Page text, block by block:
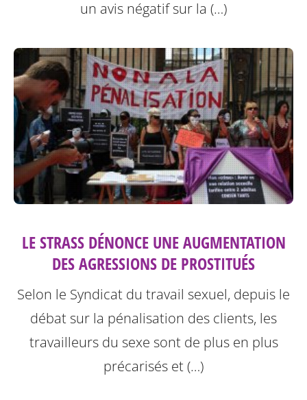
un avis négatif sur la (…)
LE STRASS DÉNONCE UNE AUGMENTATION
DES AGRESSIONS DE PROSTITUÉS
Selon le Syndicat du travail sexuel, depuis le
débat sur la pénalisation des clients, les
travailleurs du sexe sont de plus en plus
précarisés et (…)